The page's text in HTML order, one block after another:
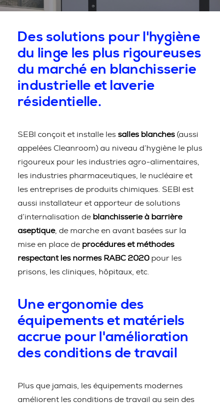
Des solutions pour l'hygiène
du linge les plus rigoureuses
du marché en blanchisserie
industrielle et laverie
résidentielle.
SEBI conçoit et installe les salles blanches (aussi
appelées Cleanroom) au niveau d’hygiène le plus
rigoureux pour les industries agro-alimentaires,
les industries pharmaceutiques, le nucléaire et
les entreprises de produits chimiques. SEBI est
aussi installateur et apporteur de solutions
d’internalisation de blanchisserie à barrière
aseptique, de marche en avant basées sur la
mise en place de procédures et méthodes
respectant les normes RABC 2020 pour les
prisons, les cliniques, hôpitaux, etc.
Une ergonomie des
équipements et matériels
accrue pour l'amélioration
des conditions de travail
Plus que jamais, les équipements modernes
améliorent les conditions de travail au sein des